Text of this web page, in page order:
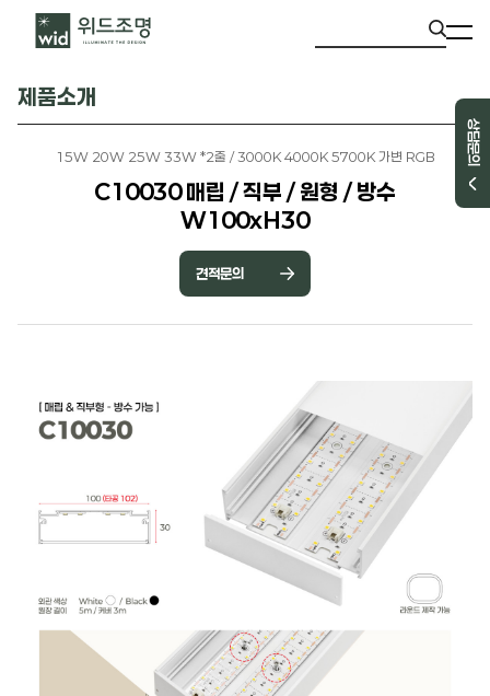
상담문의
제품소개
15W 20W 25W 33W *2줄 / 3000K 4000K 5700K 가변 RGB
C10030 매립 / 직부 / 원형 / 방수
W100xH30
견적문의